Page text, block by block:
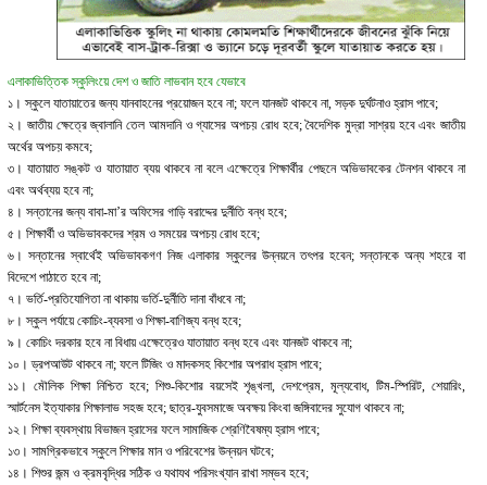
এলাকাভিত্তিক স্কুলিংয়ে দেশ ও জাতি লাভবান হবে যেভাবে
১। স্কুলে যাতায়াতের জন্য যানবাহনের প্রয়োজন হবে না; ফলে যানজট থাকবে না, সড়ক দুর্ঘটনাও হ্রাস পাবে;
২। জাতীয় ক্ষেত্রে জ্বালানি তেল আমদানি ও গ্যাসের অপচয় রোধ হবে; বৈদেশিক মুদ্রা সাশ্রয় হবে এবং জাতীয়
অর্থের অপচয় কমবে;
৩। যাতায়াত সঙ্কট ও যাতায়াত ব্যয় থাকবে না বলে এক্ষেত্রে শিক্ষার্থীর পেছনে অভিভাবকের টেনশন থাকবে না
এবং অর্থব্যয় হবে না;
৪। সন্তানের জন্য বাবা-মা’র অফিসের গাড়ি বরাদ্দের দুর্নীতি বন্ধ হবে;
৫। শিক্ষার্থী ও অভিভাবকদের শ্রম ও সময়ের অপচয় রোধ হবে;
৬। সন্তানের স্বার্থেই অভিভাবকগণ নিজ এলাকার স্কুলের উন্নয়নে তৎপর হবেন; সন্তানকে অন্য শহরে বা
বিদেশে পাঠাতে হবে না;
৭। ভর্তি-প্রতিযোগিতা না থাকায় ভর্তি-দুর্নীতি দানা বাঁধবে না;
৮। স্কুল পর্যায়ে কোচিং-ব্যবসা ও শিক্ষা-বাণিজ্য বন্ধ হবে;
৯। কোচিং দরকার হবে না বিধায় এক্ষেত্রেও যাতায়াত বন্ধ হবে এবং যানজট থাকবে না;
১০। ড্রপআউট থাকবে না; ফলে টিজিং ও মাদকসহ কিশোর অপরাধ হ্রাস পাবে;
১১। মৌলিক শিক্ষা নিশ্চিত হবে; শিশু-কিশোর বয়সেই শৃঙ্খলা, দেশপ্রেম, মূল্যবোধ, টিম-স্পিরিট, শেয়ারিং,
স্মার্টনেস ইত্যাকার শিক্ষালাভ সহজ হবে; ছাত্র-যুবসমাজে অবক্ষয় কিংবা জঙ্গিবাদের সুযোগ থাকবে না;
১২। শিক্ষা ব্যবস্থায় বিভাজন হ্রাসের ফলে সামাজিক শ্রেণিবৈষম্য হ্রাস পাবে;
১৩। সামগ্রিকভাবে স্কুলে শিক্ষার মান ও পরিবেশের উন্নয়ন ঘটবে;
১৪। শিশুর জন্ম ও ক্রমবৃদ্ধির সঠিক ও যথাযথ পরিসংখ্যান রাখা সম্ভব হবে;